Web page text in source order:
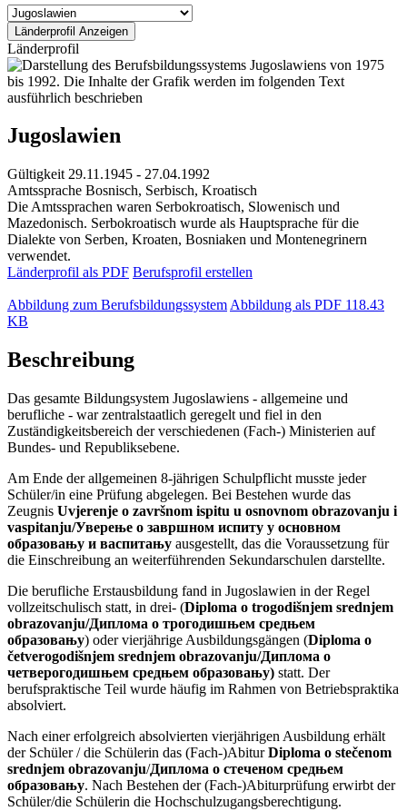
Länderprofil
Jugoslawien
Gültigkeit 29.11.1945 - 27.04.1992
Amtssprache Bosnisch, Serbisch, Kroatisch
Die Amtssprachen waren Serbokroatisch, Slowenisch und
Mazedonisch. Serbokroatisch wurde als Hauptsprache für die
Dialekte von Serben, Kroaten, Bosniaken und Montenegrinern
verwendet.
Länderprofil als PDF Berufsprofil erstellen
Abbildung zum Berufsbildungssystem Abbildung als PDF 118.43
KB
Beschreibung
Das gesamte Bildungsystem Jugoslawiens - allgemeine und
berufliche - war zentralstaatlich geregelt und fiel in den
Zuständigkeitsbereich der verschiedenen (Fach-) Ministerien auf
Bundes- und Republiksebene.
Am Ende der allgemeinen 8-jährigen Schulpflicht musste jeder
Schüler/in eine Prüfung abgelegen. Bei Bestehen wurde das
Zeugnis Uvjerenje o završnom ispitu u osnovnom obrazovanju i
vaspitanju/Уверење о завршном испиту у основном
образовању и васпитању ausgestellt, das die Voraussetzung für
die Einschreibung an weiterführenden Sekundarschulen darstellte.
Die berufliche Erstausbildung fand in Jugoslawien in der Regel
vollzeitschulisch statt, in drei- (Diploma o trogodišnjem srednjem
obrazovanju/Диплома о трогодишњем средњем
образовању) oder vierjährige Ausbildungsgängen (Diploma o
četverogodišnjem srednjem obrazovanju/Диплома о
четверогодишњем средњем образовању) statt. Der
berufspraktische Teil wurde häufig im Rahmen von Betriebspraktika
absolviert.
Nach einer erfolgreich absolvierten vierjährigen Ausbildung erhält
der Schüler / die Schülerin das (Fach-)AbiturDiploma o stečenom
srednjem obrazovanju/Диплома о стеченом средњем
образовању. Nach Bestehen der (Fach-)Abiturprüfung erwirbt der
Schüler/die Schülerin die Hochschulzugangsberechtigung.